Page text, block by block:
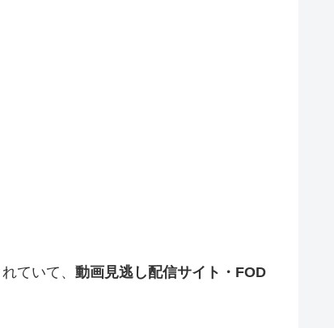
ていて、 動画見逃し配信サイト・ FOD